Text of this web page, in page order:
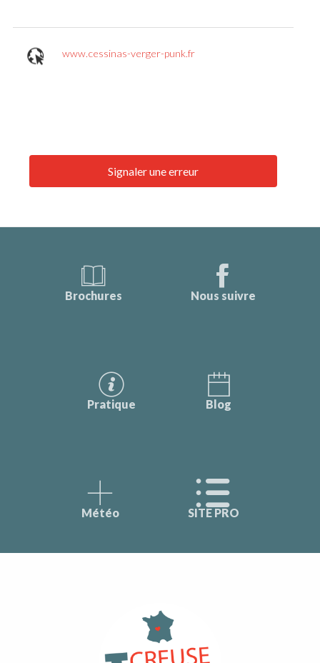
www.cessinas-verger-punk.fr
Signaler une erreur
Brochures Nous suivre
Pratique Blog
Météo SITE PRO